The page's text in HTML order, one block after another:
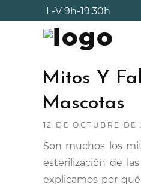
L-V 9h-19.30h
Mitos Y
Mascotas
12 DE OCTUBRE DE
Son muchos los
esterilización de
explicamos por